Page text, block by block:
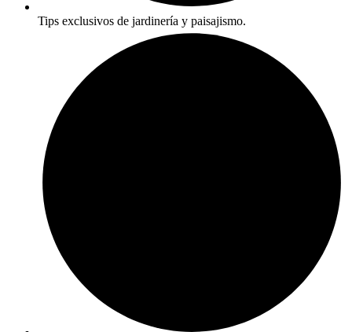
Tips exclusivos de jardinería y paisajismo.